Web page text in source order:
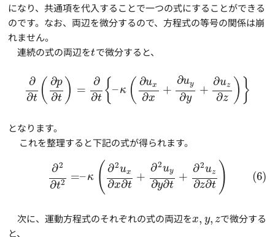
になり、共通項を代入することで一つの式にすることができる
のです。なお、両辺を微分するので、方程式の等号の関係は崩
れません。
連続の式の両辺をtで微分すると、
∂
∂t ( ∂p
∂t ) =
∂
∂t {– κ ( ∂ux
∂x
+
∂uy
∂y
+
∂uz
∂z ) }
となります。
これを整理すると下記の式が得られます。
∂2
∂t2 =– κ ( ∂2ux
∂x∂t
+
∂2uy
∂y∂t
+
∂2uz
∂z∂t ) (6)
次に、運動方程式のそれぞれの式の両辺をx, y, zで微分する
と、